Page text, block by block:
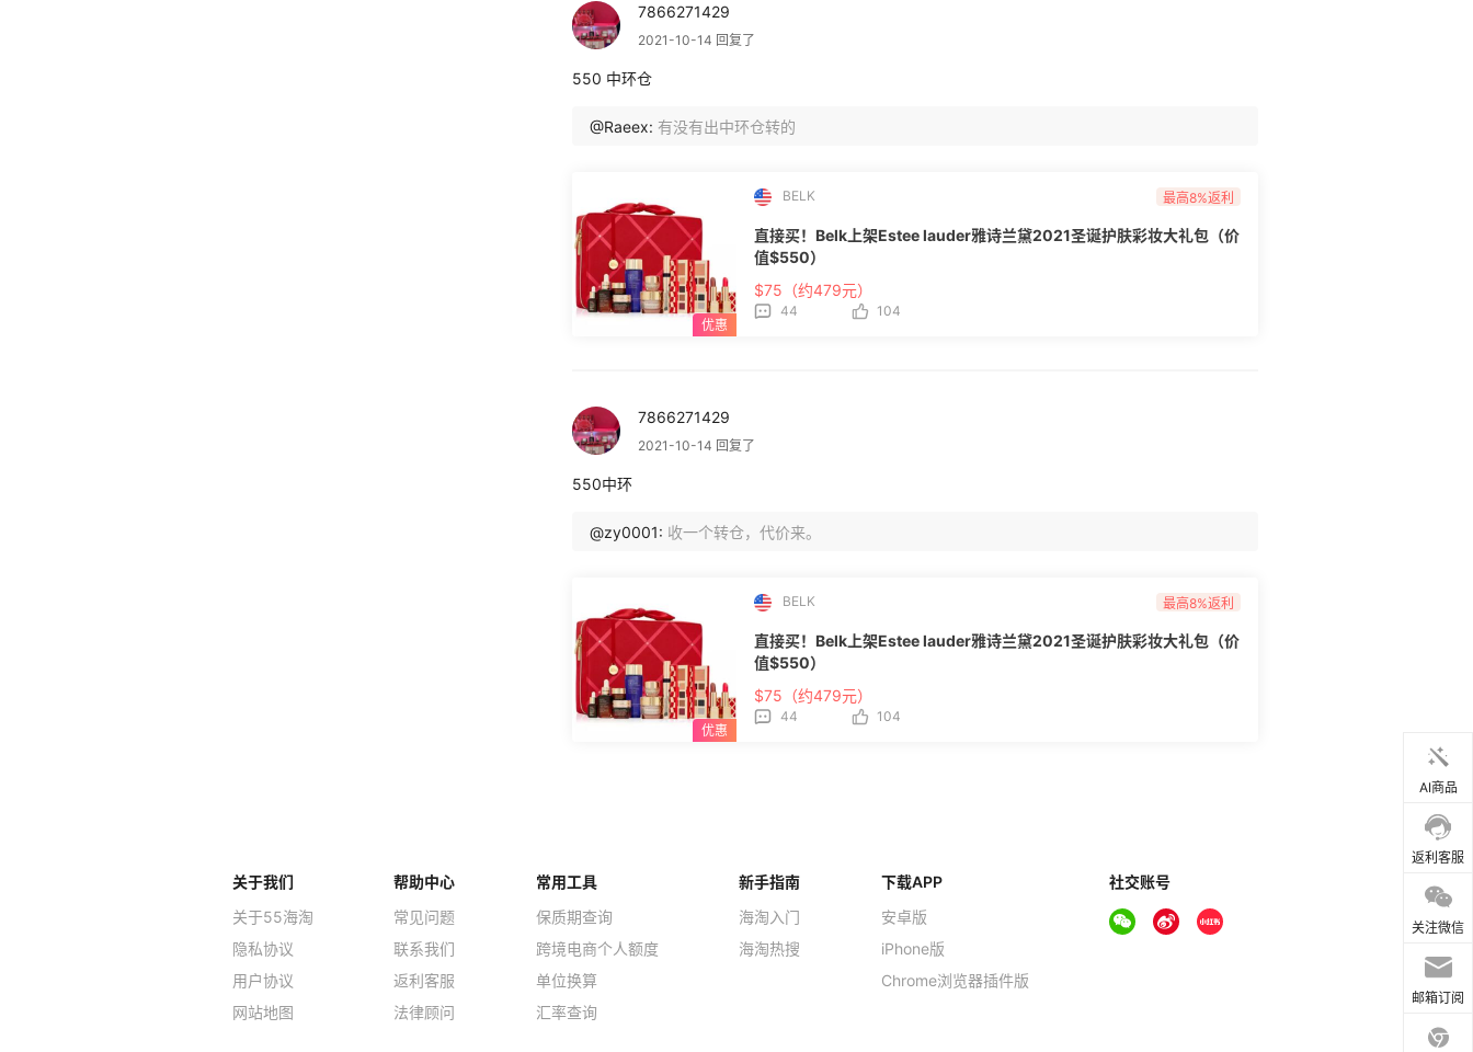
7866271429
2021-10-14 回复了
550 中环仓
@Raeex: 有没有出中环仓转的
BELK 最高8%返利
直接买！Belk上架Estee lauder雅诗兰黛2021圣诞护肤彩妆大礼包（价
值$550）
$75（约479元）
44 104
7866271429
2021-10-14 回复了
550中环
@zy0001: 收一个转仓，代价来。
BELK 最高8%返利
直接买！Belk上架Estee lauder雅诗兰黛2021圣诞护肤彩妆大礼包（价
值$550）
$75（约479元）
44 104
AI商品
返利客服
关注微信
邮箱订阅
关于我们
关于55海淘
隐私协议
用户协议
网站地图
帮助中心
常见问题
联系我们
返利客服
法律顾问
常用工具
保质期查询
跨境电商个人额度
单位换算
汇率查询
新手指南
海淘入门
海淘热搜
下载APP
安卓版
iPhone版
Chrome浏览器插件版
社交账号